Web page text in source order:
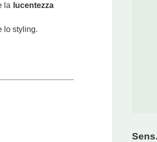
la
lucentezza
lo styling.